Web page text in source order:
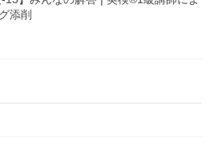
添削